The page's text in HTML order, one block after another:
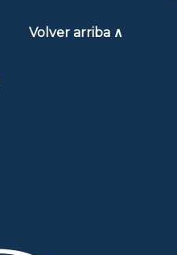
Volver arriba ∧